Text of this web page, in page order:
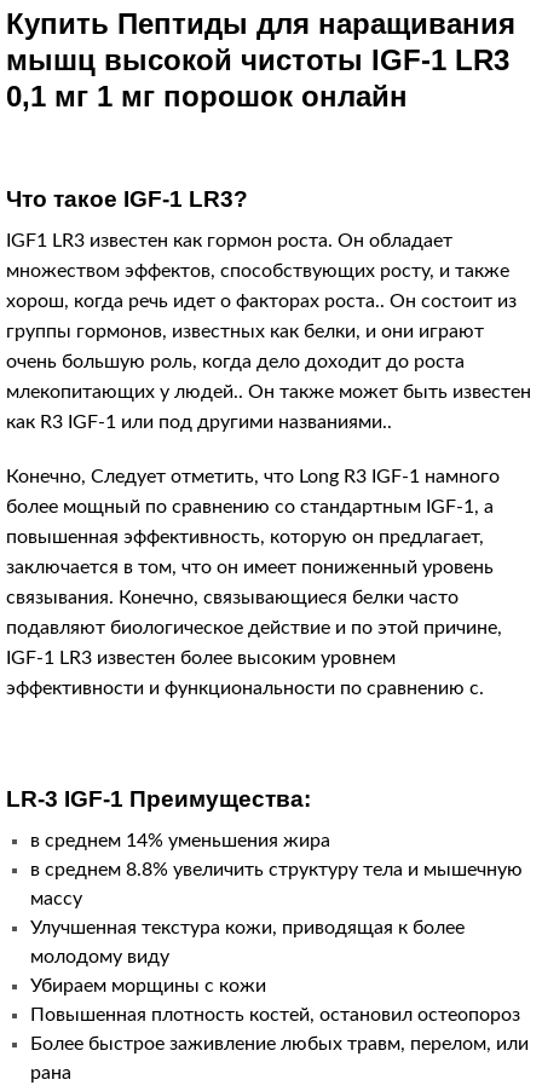
Купить Пептиды для наращивания
мышц высокой чистоты IGF-1 LR3
0,1 мг 1 мг порошок онлайн
Что такое IGF-1 LR3?
IGF1 LR3 известен как гормон роста. Он обладает
множеством эффектов, способствующих росту, и также
хорош, когда речь идет о факторах роста.. Он состоит из
группы гормонов, известных как белки, и они играют
очень большую роль, когда дело доходит до роста
млекопитающих у людей.. Он также может быть известен
как R3 IGF-1 или под другими названиями..
Конечно, Следует отметить, что Long R3 IGF-1 намного
более мощный по сравнению со стандартным IGF-1, а
повышенная эффективность, которую он предлагает,
заключается в том, что он имеет пониженный уровень
связывания. Конечно, связывающиеся белки часто
подавляют биологическое действие и по этой причине,
IGF-1 LR3 известен более высоким уровнем
эффективности и функциональности по сравнению с.
LR-3 IGF-1 Преимущества:
в среднем 14% уменьшения жира
в среднем 8.8% увеличить структуру тела и мышечную
массу
Улучшенная текстура кожи, приводящая к более
молодому виду
Убираем морщины с кожи
Повышенная плотность костей, остановил остеопороз
Более быстрое заживление любых травм, перелом, или
рана